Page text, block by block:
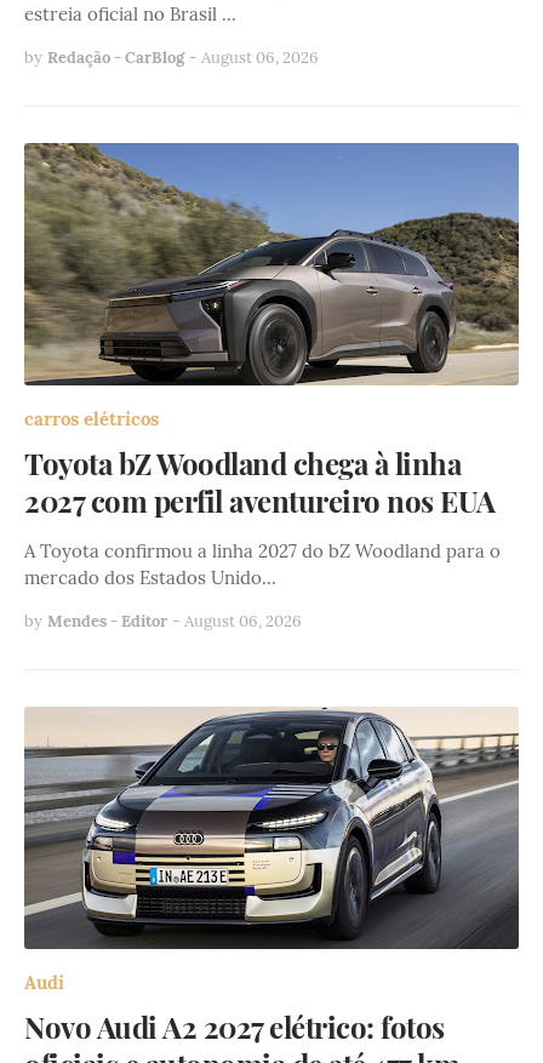
estreia oficial no Brasil …
by Redação - CarBlog - August 06, 2026
carros elétricos
Toyota bZ Woodland chega à linha
2027 com perfil aventureiro nos EUA
A Toyota confirmou a linha 2027 do bZ Woodland para o
mercado dos Estados Unido…
by Mendes - Editor - August 06, 2026
Audi
Novo Audi A2 2027 elétrico: fotos